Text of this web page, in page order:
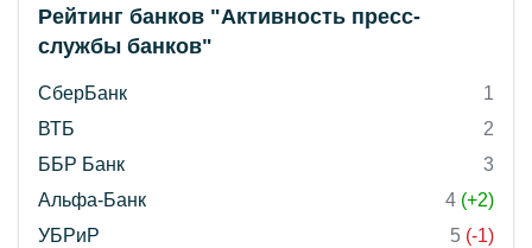
Рейтинг банков "Активность пресс-
службы банков"
СберБанк
1
ВТБ
2
ББР Банк
3
Альфа-Банк
4 (+2)
УБРиР
5 (-1)